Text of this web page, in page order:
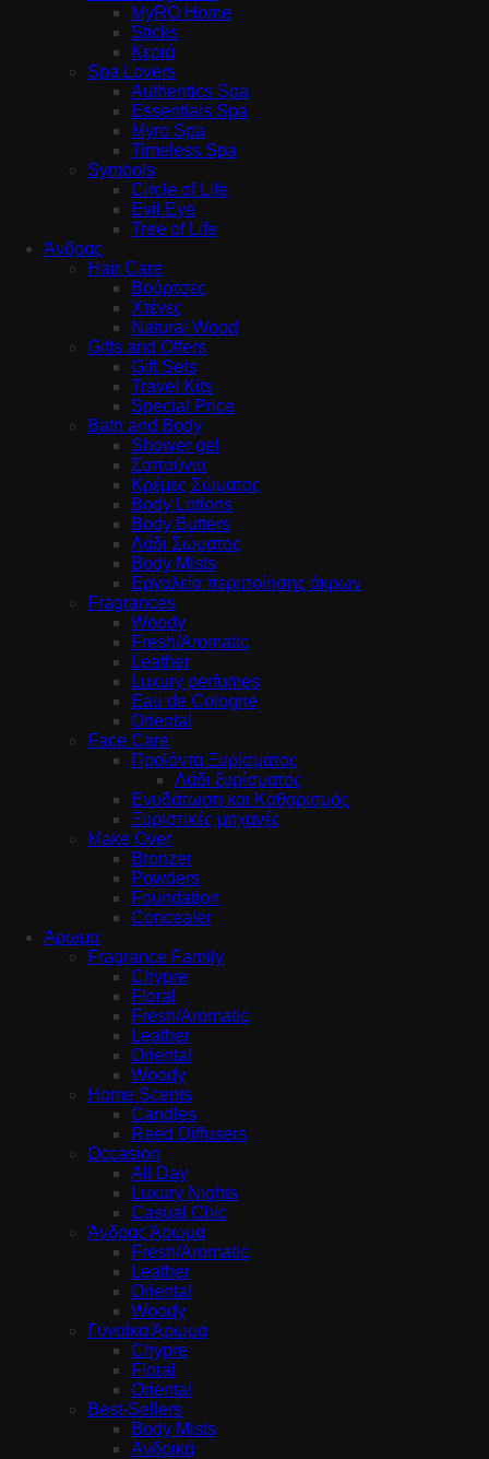
MyRO Home
Sticks
Κεριά
Spa Lovers
Authentics Spa
Essentials Spa
Myro Spa
Timeless Spa
Symbols
Circle of Life
Evil Eye
Tree of Life
Άνδρας
Hair Care
Βούρτσες
Χτένες
Natural Wood
Gifts and Offers
Gift Sets
Travel Kits
Special Price
Bath and Body
Shower gel
Σαπούνια
Κρέμες Σώματος
Body Lotions
Body Butters
Λάδι Σώματος
Body Mists
Εργαλεία περιποίησης άκρων
Fragrances
Woody
Fresh/Aromatic
Leather
Luxury perfumes
Eau de Cologne
Oriental
Face Care
Προϊόντα Ξυρίσματος
Λάδι ξυρίσματος
Ενυδάτωση και Καθαρισμός
Ξυριστικές μηχανές
Make Over
Bronzer
Powders
Foundation
Concealer
Άρωμα
Fragrance Family
Chypre
Floral
Fresh/Aromatic
Leather
Oriental
Woody
Home Scents
Candles
Reed Diffusers
Occasion
All Day
Luxury Nights
Casual Chic
Άνδρας Άρωμα
Fresh/Aromatic
Leather
Oriental
Woody
Γυναίκα Άρωμα
Chypre
Floral
Oriental
Best-Sellers
Body Mists
Ανδρικά